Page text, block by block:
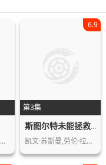
克里斯蒂·柏克,瑞斯·里奇,理查德·弗…
第3集
6.9
斯图尔特未能拯救宇宙
凯文·苏斯曼,劳伦·拉普库斯,布莱恩·…